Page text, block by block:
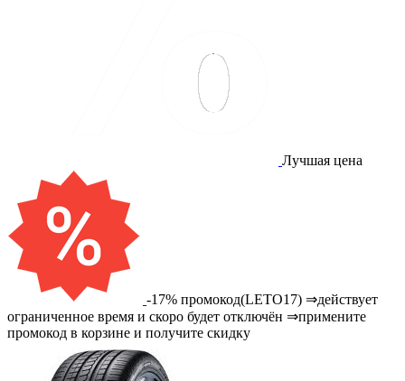
Лучшая цена
-17% промокод(LETO17) ⇒действует
ограниченное время и скоро будет отключён ⇒примените
промокод в корзине и получите скидку